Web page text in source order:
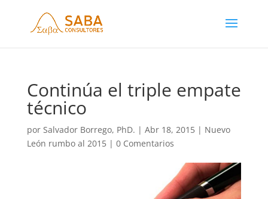
Continúa el triple empate
técnico
por Salvador Borrego, PhD. | Abr 18, 2015| Nuevo
León rumbo al 2015| 0 Comentarios